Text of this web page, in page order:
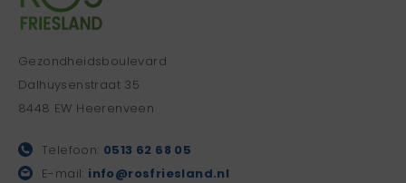
Gezondheidsboulevard
Dalhuysenstraat 35
8448 EW Heerenveen
Telefoon: 0513 62 68 05
E-mail: info@rosfriesland.nl